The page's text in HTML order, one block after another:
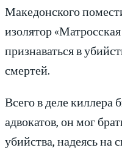
Македонского
изолятор
признаваться в
смертей.
Всего в деле киллера
адвокатов, он мог
убийства, надеясь на